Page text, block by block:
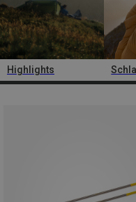
Highlights